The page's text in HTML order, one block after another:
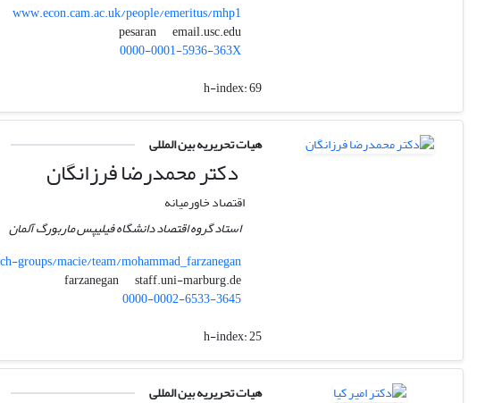
www.econ.cam.ac.uk/people/emeritus/mhp1
pesaran
email.usc.edu
0000-0001-5936-363X
h-index:69
هیات تحریریه بین المللی
دکتر محمدرضا فرزانگان
اقتصاد خاورمیانه
استاد گروه اقتصاد دانشگاه فیلیپس ماربورگ آلمان
groups/macie/team/mohammad_farzanegan
farzanegan
staff.uni-marburg.de
0000-0002-6533-3645
h-index:25
هیات تحریریه بین المللی